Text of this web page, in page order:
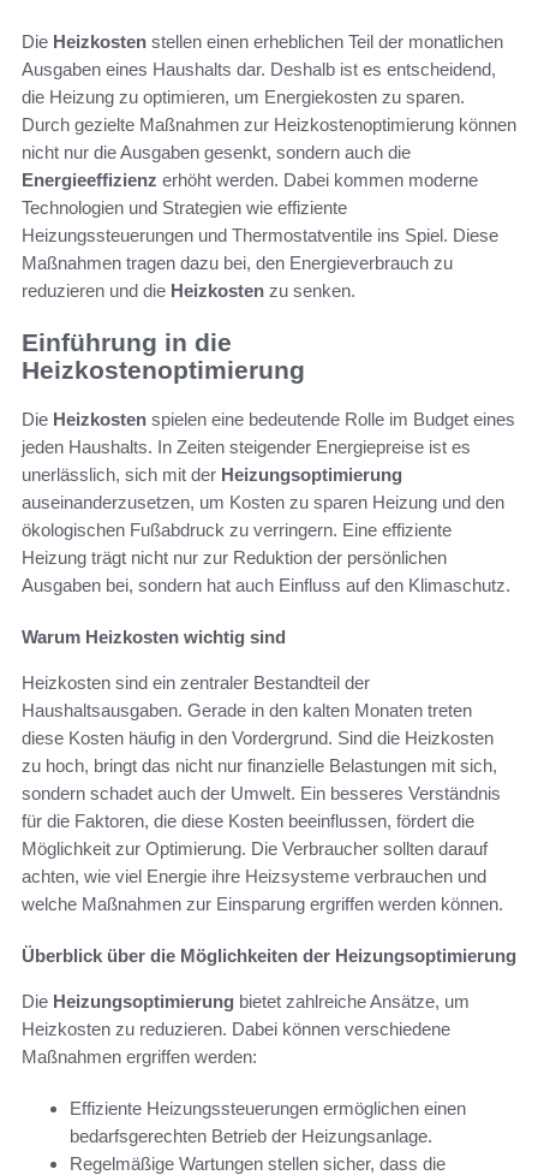
Die Heizkosten stellen einen erheblichen Teil der monatlichen
Ausgaben eines Haushalts dar. Deshalb ist es entscheidend,
die Heizung zu optimieren, um Energiekosten zu sparen.
Durch gezielte Maßnahmen zur Heizkostenoptimierung können
nicht nur die Ausgaben gesenkt, sondern auch die
Energieeffizienz erhöht werden. Dabei kommen moderne
Technologien und Strategien wie effiziente
Heizungssteuerungen und Thermostatventile ins Spiel. Diese
Maßnahmen tragen dazu bei, den Energieverbrauch zu
reduzieren und die Heizkosten zu senken.
Einführung in die
Heizkostenoptimierung
Die Heizkosten spielen eine bedeutende Rolle im Budget eines
jeden Haushalts. In Zeiten steigender Energiepreise ist es
unerlässlich, sich mit der Heizungsoptimierung
auseinanderzusetzen, um Kosten zu sparen Heizung und den
ökologischen Fußabdruck zu verringern. Eine effiziente
Heizung trägt nicht nur zur Reduktion der persönlichen
Ausgaben bei, sondern hat auch Einfluss auf den Klimaschutz.
Warum Heizkosten wichtig sind
Heizkosten sind ein zentraler Bestandteil der
Haushaltsausgaben. Gerade in den kalten Monaten treten
diese Kosten häufig in den Vordergrund. Sind die Heizkosten
zu hoch, bringt das nicht nur finanzielle Belastungen mit sich,
sondern schadet auch der Umwelt. Ein besseres Verständnis
für die Faktoren, die diese Kosten beeinflussen, fördert die
Möglichkeit zur Optimierung. Die Verbraucher sollten darauf
achten, wie viel Energie ihre Heizsysteme verbrauchen und
welche Maßnahmen zur Einsparung ergriffen werden können.
Überblick über die Möglichkeiten der Heizungsoptimierung
Die Heizungsoptimierung bietet zahlreiche Ansätze, um
Heizkosten zu reduzieren. Dabei können verschiedene
Maßnahmen ergriffen werden:
Effiziente Heizungssteuerungen ermöglichen einen
bedarfsgerechten Betrieb der Heizungsanlage.
Regelmäßige Wartungen stellen sicher, dass die